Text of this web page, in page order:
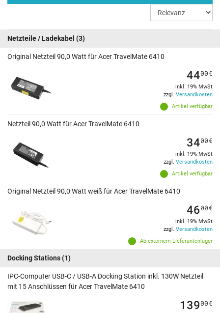
Netzteile / Ladekabel (3)
Original Netzteil 90,0 Watt für Acer TravelMate 6410
Artikel verfügbar
4400€
inkl. 19% MwSt
zzgl. Versandkosten
Netzteil 90,0 Watt für Acer TravelMate 6410
Artikel verfügbar
3400€
inkl. 19% MwSt
zzgl. Versandkosten
Original Netzteil 90,0 Watt weiß für Acer TravelMate 6410
Ab externem Lieferantenlager
4600€
inkl. 19% MwSt
zzgl. Versandkosten
Docking Stations(1)
IPC-Computer USB-C / USB-A Docking Station inkl. 130W Netzteil
mit 15 Anschlüssen für Acer TravelMate 6410
13900€